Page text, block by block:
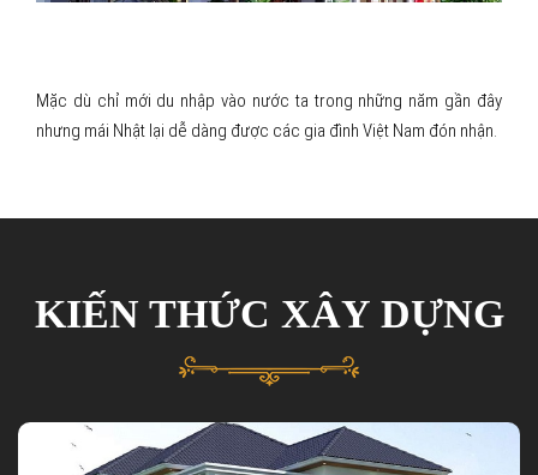
Mặc dù chỉ mới du nhập vào nước ta trong những năm gần đây
nhưng mái Nhật lại dễ dàng được các gia đình Việt Nam đón nhận.
KIẾN THỨC XÂY DỰNG